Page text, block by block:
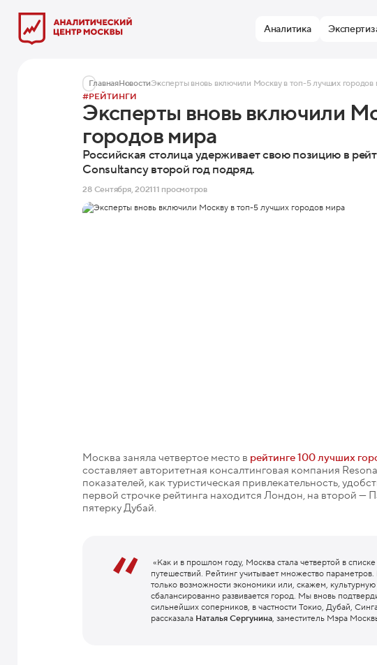
Аналитика
ГлавнаяНовостиЭксперты вновь включили Москву в топ-5 лучших городов
#РЕЙТИНГИ
Эксперты вновь включили
городов мира
Российская столица удерживает свою позицию в
Consultancy второй год подряд.
28 Сентября, 202111 просмотров
Москва заняла четвертое место в рейтинге 100 лучших
составляет авторитетная консалтинговая компания
показателей, как туристическая привлекательность,
первой строчке рейтинга находится Лондон, на второй
пятерку Дубай.
«Как и в прошлом году, Москва стала четвертой в
путешествий. Рейтинг учитывает множество
только возможности экономики или, скажем,
сбалансированно развивается город. Мы вновь
сильнейших соперников, в частности Токио, Дубай,
рассказала Наталья Сергунина, заместитель Мэра